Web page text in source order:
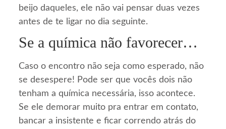
beijo daqueles, ele não vai pensar duas vezes
antes de te ligar no dia seguinte.
Se a química não favorecer…
Caso o encontro não seja como esperado, não
se desespere! Pode ser que vocês dois não
tenham a química necessária, isso acontece.
Se ele demorar muito pra entrar em contato,
bancar a insistente e ficar correndo atrás do